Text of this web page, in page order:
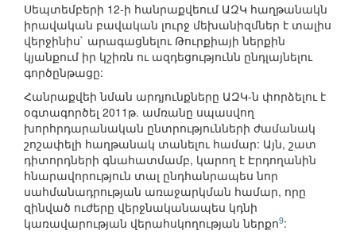
Սեպտեմբերի 12-ի հանրաքվեում ԱԶԿ հաղթանակն
իրավական բավական լուրջ մեխանիզմներ է տալիս
վերջինիս` արագացնելու Թուրքիայի ներքին
կյանքում իր կշիռն ու ազդեցությունն ընդլայնելու
գործընթացը:
Հանրաքվեի նման արդյունքները ԱԶԿ-ն փորձելու է
օգտագործել 2011թ. ամռանը սպասվող
խորհրդարանական ընտրությունների ժամանակ
շոշափելի հաղթանակ տանելու համար: Այն, շատ
դիտորդների գնահատմամբ, կարող է Էրդողանին
հնարավորություն տալ ընդհանրապես նոր
սահմանադրության առաջարկման համար, որը
զինված ուժերը վերջնականապես կդնի
կառավարության վերահսկողության ներքո9: